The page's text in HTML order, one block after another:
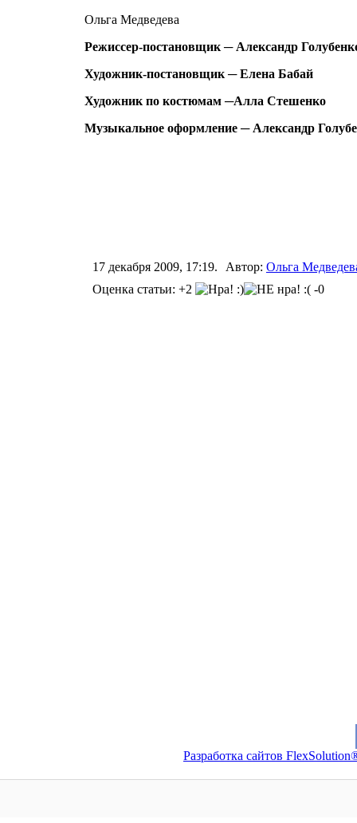
Ольга Медведева
Режиссер-постановщик ─ Александр
Художник-постановщик ─ Елена Бабай
Художник по костюмам ─Алла Стешенко
Музыкальное оформление ─ Александр
17 декабря 2009, 17:19. Автор: Ольга
Оценка статьи: +2
-0
Разработка сайтов